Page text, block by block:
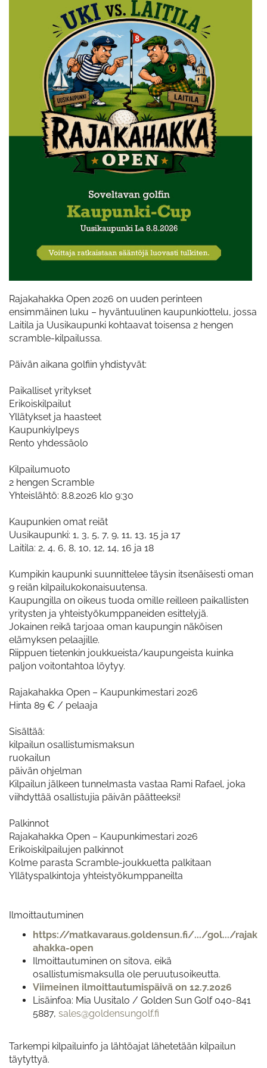
Rajakahakka Open 2026 on uuden perinteen
ensimmäinen luku – hyväntuulinen kaupunkiottelu, jossa
Laitila ja Uusikaupunki kohtaavat toisensa 2 hengen
scramble-kilpailussa.
Päivän aikana golfiin yhdistyvät:
Paikalliset yritykset
Erikoiskilpailut
Yllätykset ja haasteet
Kaupunkiylpeys
Rento yhdessäolo
Kilpailumuoto
2 hengen Scramble
Yhteislähtö: 8.8.2026 klo 9:30
Kaupunkien omat reiät
Uusikaupunki: 1, 3, 5, 7, 9, 11, 13, 15 ja 17
Laitila: 2, 4, 6, 8, 10, 12, 14, 16 ja 18
Kumpikin kaupunki suunnittelee täysin itsenäisesti oman
9 reiän kilpailukokonaisuutensa.
Kaupungilla on oikeus tuoda omille reilleen paikallisten
yritysten ja yhteistyökumppaneiden esittelyjä.
Jokainen reikä tarjoaa oman kaupungin näköisen
elämyksen pelaajille.
Riippuen tietenkin joukkueista/kaupungeista kuinka
paljon voitontahtoa löytyy.
Rajakahakka Open – Kaupunkimestari 2026
Hinta 89 € / pelaaja
Sisältää:
kilpailun osallistumismaksun
ruokailun
päivän ohjelman
Kilpailun jälkeen tunnelmasta vastaa Rami Rafael, joka
viihdyttää osallistujia päivän päätteeksi!
Palkinnot
Rajakahakka Open – Kaupunkimestari 2026
Erikoiskilpailujen palkinnot
Kolme parasta Scramble-joukkuetta palkitaan
Yllätyspalkintoja yhteistyökumppaneilta
Ilmoittautuminen
https://matkavaraus.goldensun.fi/.../gol.../rajak
ahakka-open
Ilmoittautuminen on sitova, eikä
osallistumismaksulla ole peruutusoikeutta.
Viimeinen ilmoittautumispäivä on 12.7.2026
Lisäinfoa: Mia Uusitalo / Golden Sun Golf 040-841
5887, sales@goldensungolf.fi
Tarkempi kilpailuinfo ja lähtöajat lähetetään kilpailun
täytyttyä.